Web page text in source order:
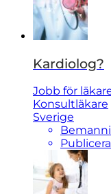
Kardiolog?
Jobb för
Konsultläkare
Sverige